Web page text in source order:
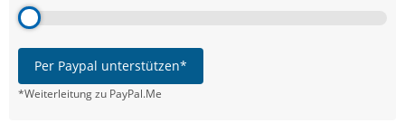
Per Paypal unterstützen*
*Weiterleitung zu PayPal.Me